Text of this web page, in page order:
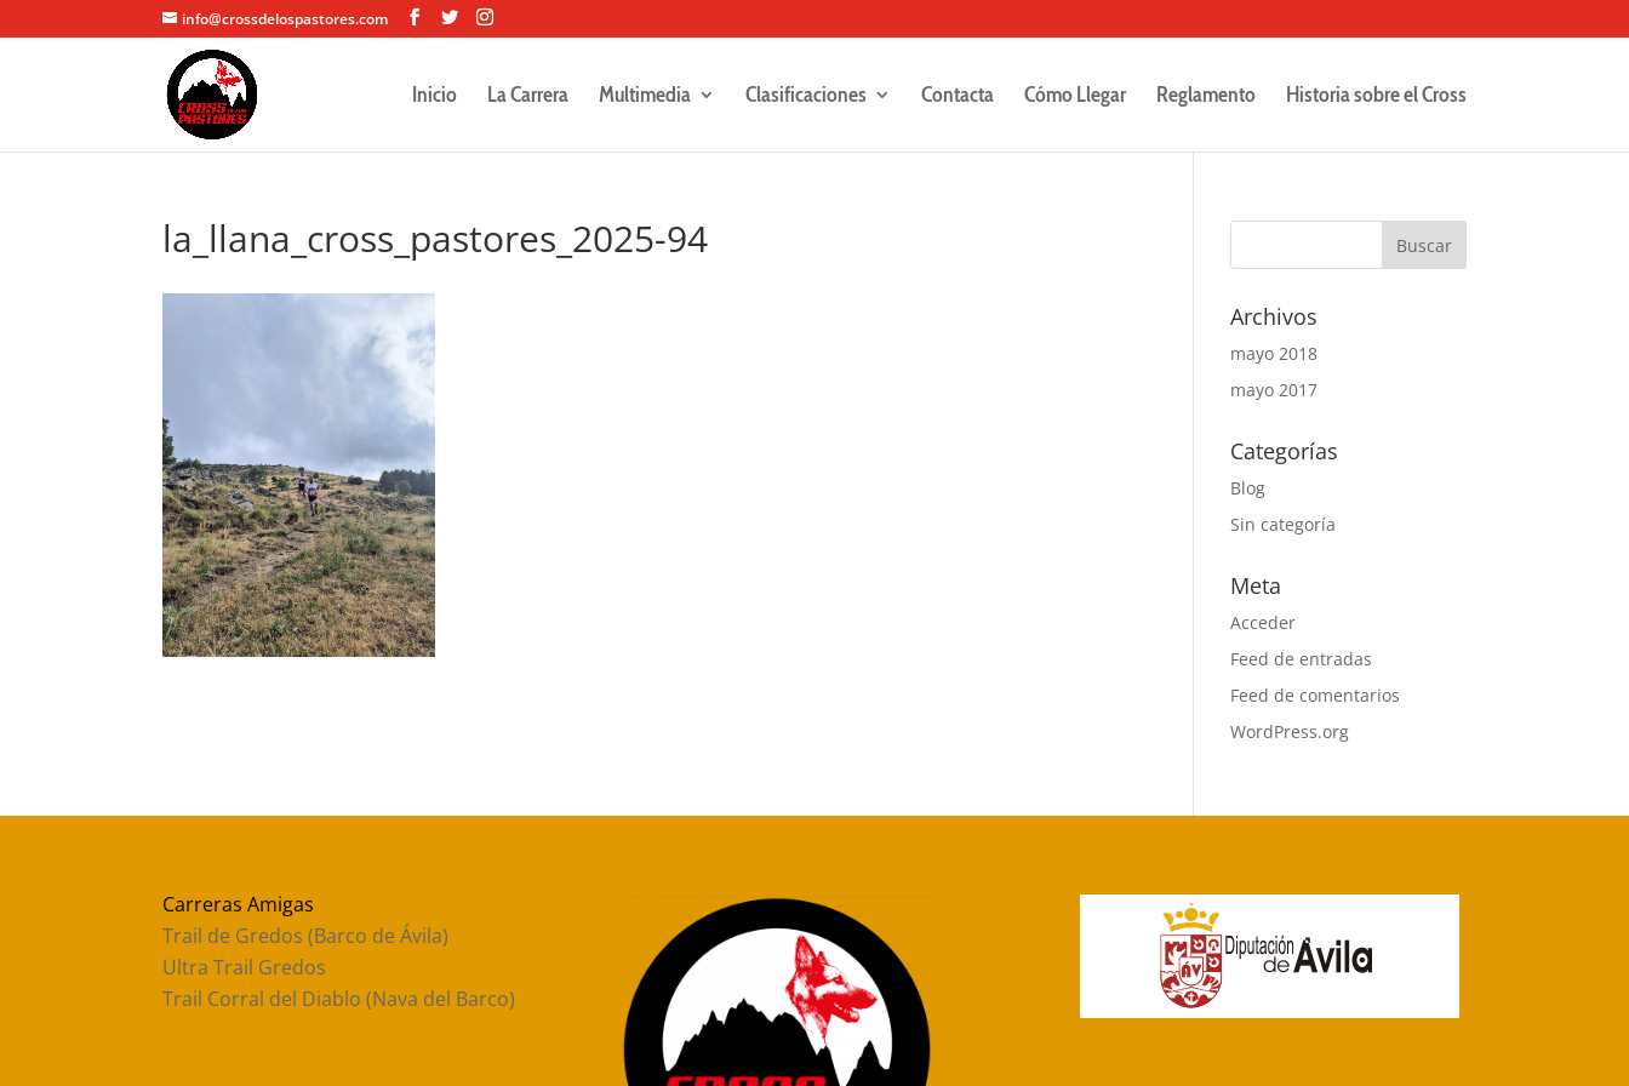
info@crossdelospastores.com
Inicio La Carrera Multimedia Clasificaciones Contacta Cómo Llegar Reglamento Historia sobre el Cross
la_llana_cross_pastores_2025-94
Archivos
mayo 2018
mayo 2017
Categorías
Blog
Sin categoría
Meta
Acceder
Feed de entradas
Feed de comentarios
WordPress.org
Carreras Amigas
Trail de Gredos (Barco de Ávila)
Ultra Trail Gredos
Trail Corral del Diablo (Nava del Barco)